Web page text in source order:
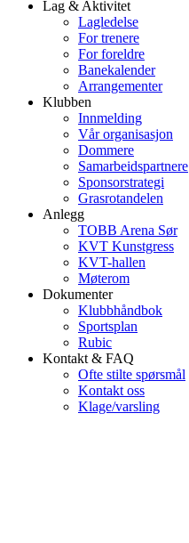
Lag & Aktivitet
Lagledelse
For trenere
For foreldre
Banekalender
Arrangementer
Klubben
Innmelding
Vår organisasjon
Dommere
Samarbeidspartnere
Sponsorstrategi
Grasrotandelen
Anlegg
TOBB Arena Sør
KVT Kunstgress
KVT-hallen
Møterom
Dokumenter
Klubbhåndbok
Sportsplan
Rubic
Kontakt & FAQ
Ofte stilte spørsmål
Kontakt oss
Klage/varsling